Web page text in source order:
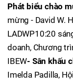
Phát biểu chào
mừng - David W.
LADWP10:20
doanh, Chương
IBEW- Sân khấu
Imelda Padilla,